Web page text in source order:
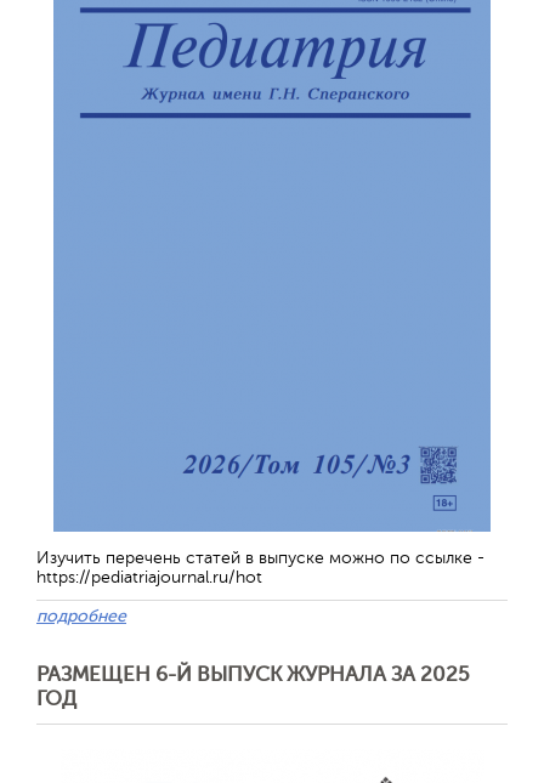
Изучить перечень статей в выпуске можно по ссылке -
https://pediatriajournal.ru/hot
подробнее
РАЗМЕЩЕН 6-Й ВЫПУСК ЖУРНАЛА ЗА 2025
ГОД